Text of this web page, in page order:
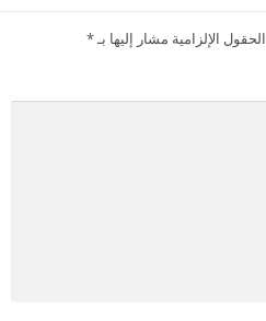
الحقول الإلزامية مشار إليها بـ*